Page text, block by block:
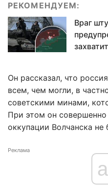
РЕКОМЕНДУЕМ:
Враг
Он рассказал, что
всем, чем могли, в
советскими минами,
При этом он совершенно
оккупации Волчанска не
Реклама